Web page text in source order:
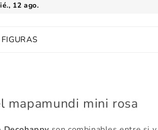
mapamundi mini rosa